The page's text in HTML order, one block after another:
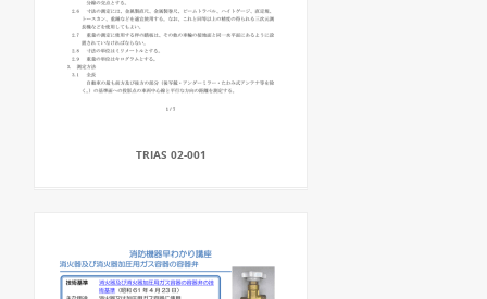
TRIAS 02-001